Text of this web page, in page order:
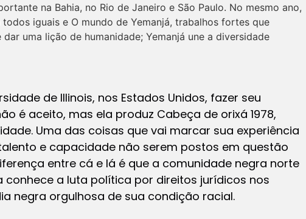
na Bahia, no Rio de Janeiro e São Paulo. No mesmo ano,
iguais e O mundo de Yemanjá, trabalhos fortes que
uma lição de humanidade; Yemanjá une a diversidade
de Illinois, nos Estados Unidos, fazer seu
é aceito, mas ela produz Cabeça de orixá 1978,
Uma das coisas que vai marcar sua experiência
e capacidade não serem postos em questão
entre cá e lá é que a comunidade negra norte
a luta política por direitos jurídicos nos
negra orgulhosa de sua condição racial.